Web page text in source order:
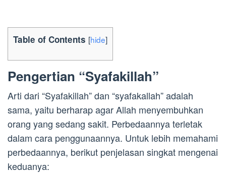
Table of Contents [hide]
Pengertian “Syafakillah”
Arti dari “Syafakillah” dan “syafakallah” adalah
sama, yaitu berharap agar Allah menyembuhkan
orang yang sedang sakit. Perbedaannya terletak
dalam cara penggunaannya. Untuk lebih memahami
perbedaannya, berikut penjelasan singkat mengenai
keduanya: